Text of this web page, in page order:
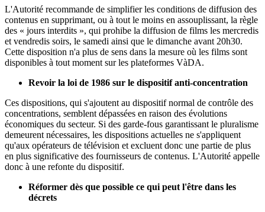
L'Autorité recommande de simplifier les conditions de diffusion des
contenus en supprimant, ou à tout le moins en assouplissant, la règle
des « jours interdits », qui prohibe la diffusion de films les mercredis
et vendredis soirs, le samedi ainsi que le dimanche avant 20h30.
Cette disposition n'a plus de sens dans la mesure où les films sont
disponibles à tout moment sur les plateformes VàDA.
Revoir la loi de 1986 sur le dispositif anti-concentration
Ces dispositions, qui s'ajoutent au dispositif normal de contrôle des
concentrations, semblent dépassées en raison des évolutions
économiques du secteur. Si des garde-fous garantissant le pluralisme
demeurent nécessaires, les dispositions actuelles ne s'appliquent
qu'aux opérateurs de télévision et excluent donc une partie de plus
en plus significative des fournisseurs de contenus. L'Autorité appelle
donc à une refonte du dispositif.
Réformer dès que possible ce qui peut l'être dans les
décrets